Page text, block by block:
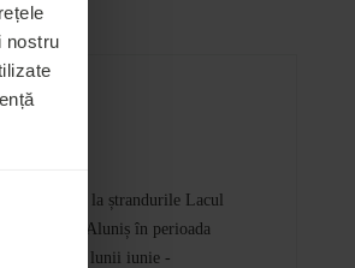
nostru
inclusă la ștrandurile Lacul
și Lacul Aluniș în perioada
(sfârșitul lunii iunie -